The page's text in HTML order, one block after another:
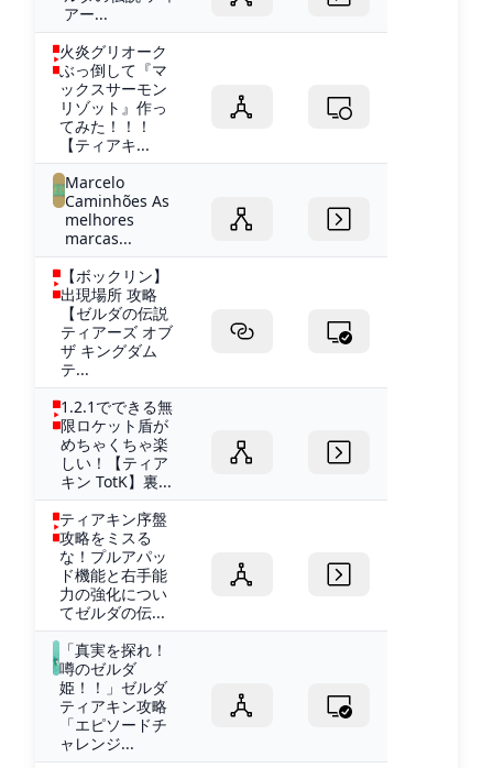
アー...
火炎グリオーク
ぶっ倒して『マ
ックスサーモン
リゾット』作っ
てみた！！！
【ティアキ...
Marcelo
Caminhões As
melhores
marcas...
【ボックリン】
出現場所 攻略
【ゼルダの伝説
ティアーズ オブ
ザ キングダム
テ...
1.2.1でできる無
限ロケット盾が
めちゃくちゃ楽
しい！【ティア
キン TotK】裏...
ティアキン序盤
攻略をミスる
な！プルアパッ
ド機能と右手能
力の強化につい
てゼルダの伝...
「真実を探れ！
噂のゼルダ
姫！！」ゼルダ
ティアキン攻略
「エピソードチ
ャレンジ...